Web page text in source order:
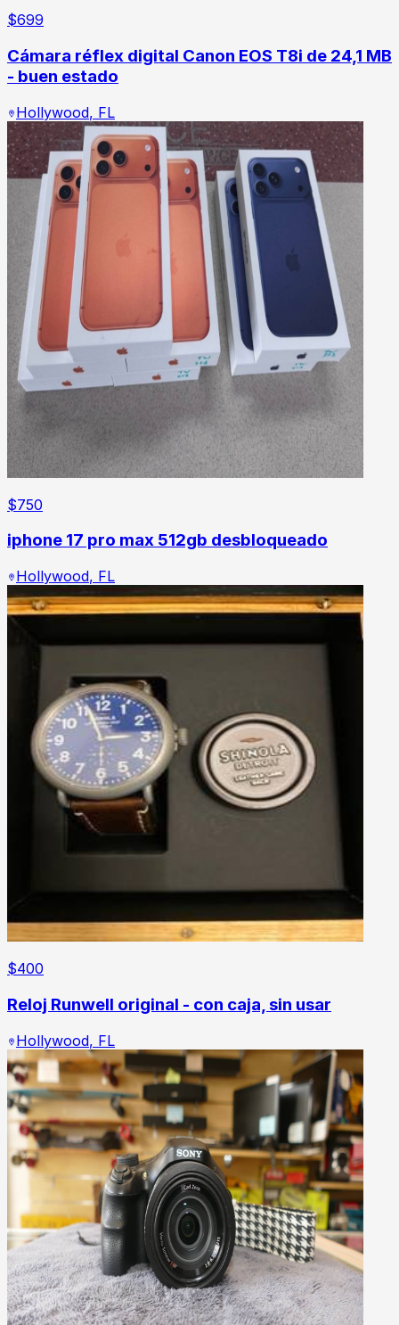
$699
Cámara réflex digital Canon EOS T8i de 24,1 MB
- buen estado
Hollywood, FL
$750
iphone 17 pro max 512gb desbloqueado
Hollywood, FL
$400
Reloj Runwell original - con caja, sin usar
Hollywood, FL